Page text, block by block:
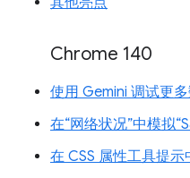
Chrome 140
使用 Gemini 调试更
在“网络状况”中模拟
在 CSS 属性工具提